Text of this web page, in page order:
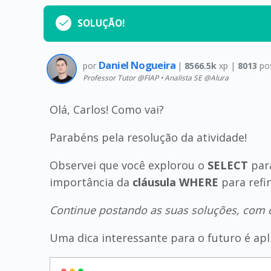
SOLUÇÃO!
por Daniel Nogueira | 8566.5k xp | 8013
Professor Tutor @FIAP • Analista SE @Alura
Olá, Carlos! Como vai?
Parabéns pela resolução da atividade!
Observei que você explorou o SELECT
importância da cláusula WHERE para
Continue postando as suas soluções,
Uma dica interessante para o futuro é